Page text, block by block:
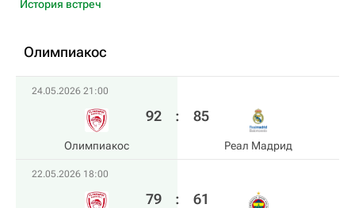
История встреч
Олимпиакос
24.05.2026 21:00
Олимпиакос
92 : 85
Реал Мадрид
22.05.2026 18:00
79 : 61